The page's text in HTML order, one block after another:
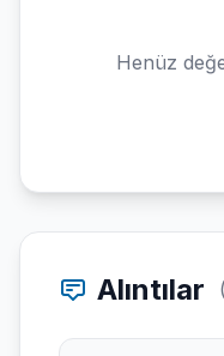
Henüz
Alıntılar